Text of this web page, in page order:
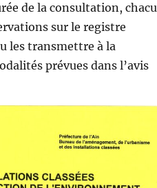
de la consultation,
sur le registre
les transmettre à la
prévues dans l’avis